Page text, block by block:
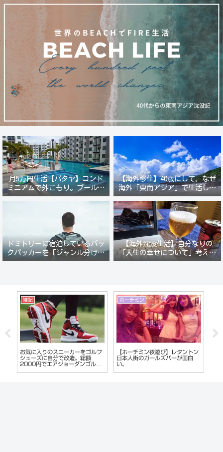
月5万円生活【パタヤ】コンド
ミニアムで外こもり。プール付
き新築コンドでステーキ&ウオ
【海外移住】40歳にして、なぜ
海外「東南アジア」で生活しよ
うと思ったのか？
ドミトリーに宿泊しているバッ
クパッカーを「ジャンル分けし
て人間観察」が楽しい。
【海外沈没生活】自分なりの
「人生の幸せについて」考えて
みる。
香港・マカオ
2023年【マカオから香港空港
へ】バスで行く方法。少しややこ
しい香港側入国攻略。下調べあれ
マニラ
2023年フィリピン【マニラ】マ
ラテ地区のKTVはどうなっている
のか？夜遊び偵察レポート報告